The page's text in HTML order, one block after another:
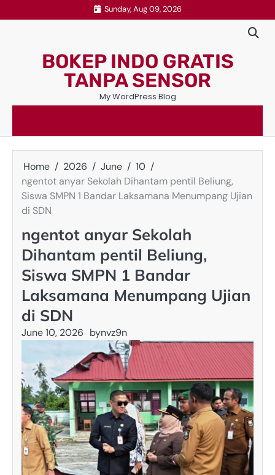
to
Sunday, Aug 09, 2026
BOKEP INDO GRATIS
TANPA SENSOR
My WordPress Blog
Home 2026 June
10
ngentot anyar Sekolah Dihantam pentil Beliung,
Siswa SMPN 1 Bandar Laksamana Menumpang Ujian
di SDN
ngentot anyar Sekolah
Dihantam pentil Beliung,
Siswa SMPN 1 Bandar
Laksamana Menumpang Ujian
di SDN
June 10, 2026 bynvz9n